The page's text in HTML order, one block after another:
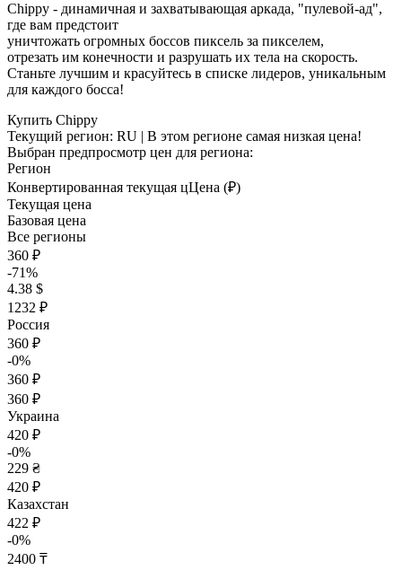
Сhippy - динамичная и захватывающая аркада, "пулевой-ад",
где вам предстоит
уничтожать огромных боссов пиксель за пикселем,
отрезать им конечности и разрушать их тела на скорость.
Станьте лучшим и красуйтесь в списке лидеров, уникальным
для каждого босса!
Купить Chippy
Текущий регион: RU | В этом регионе самая низкая цена!
Выбран предпросмотр цен для региона:
Регион
Конвертированная текущая цЦена (₽)
Текущая цена
Базовая цена
Все регионы
360 ₽
-71%
4.38 $
1232 ₽
Россия
360 ₽
-0%
360 ₽
360 ₽
Украина
420 ₽
-0%
229 ₴
420 ₽
Казахстан
422 ₽
-0%
2400 ₸